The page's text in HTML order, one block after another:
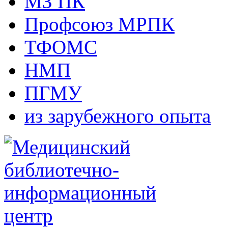
Профсоюз МРПК
ТФОМС
НМП
ПГМУ
из зарубежного опыта